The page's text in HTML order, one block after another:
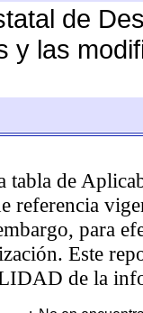
de
y las
tabla de
referencia
para
Este
de la